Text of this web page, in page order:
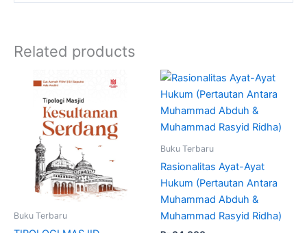
Related products
Buku Terbaru
Buku Terbaru
Rasionalitas Ayat-Ayat
Hukum (Pertautan Antara
Muhammad Abduh &
Muhammad Rasyid Ridha)